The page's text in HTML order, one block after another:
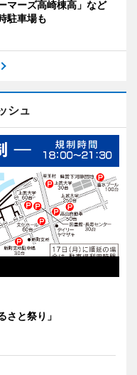
マーズ高崎棟高」など
駐車場も
シュ
さと祭り」